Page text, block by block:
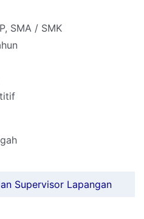
SMA / SMK
Supervisor Lapangan